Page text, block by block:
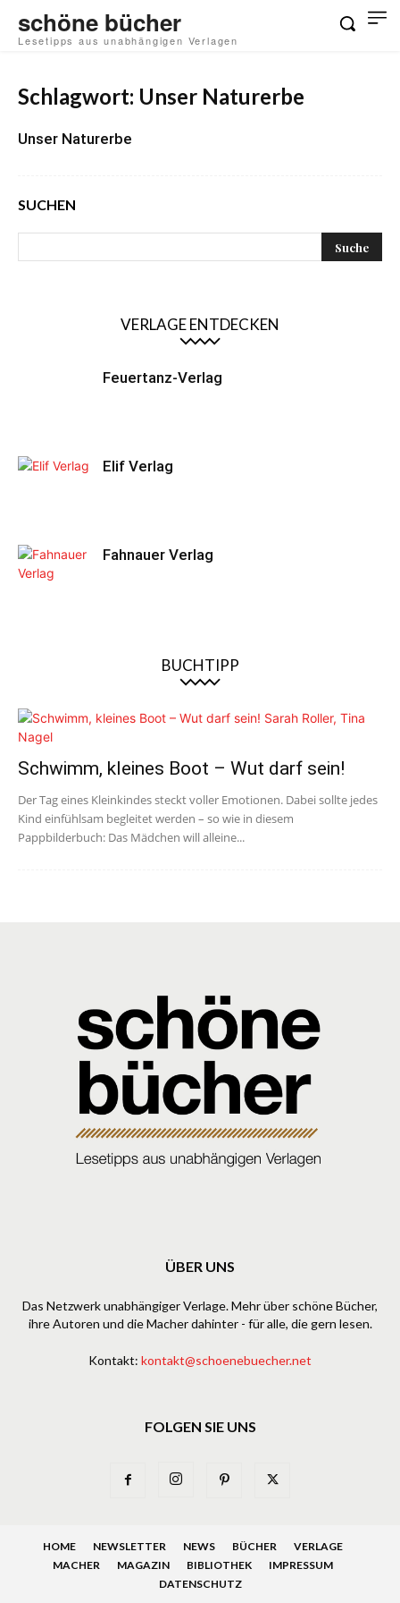
schöne bücher
Lesetipps aus unabhängigen Verlagen
Schlagwort: Unser Naturerbe
Unser Naturerbe
SUCHEN
VERLAGE ENTDECKEN
Feuertanz-Verlag
Elif Verlag
Fahnauer Verlag
BUCHTIPP
Schwimm, kleines Boot – Wut darf sein!
Der Tag eines Kleinkindes steckt voller Emotionen. Dabei sollte jedes
Kind einfühlsam begleitet werden – so wie in diesem
Pappbilderbuch: Das Mädchen will alleine...
ÜBER UNS
Das Netzwerk unabhängiger Verlage. Mehr über schöne Bücher,
ihre Autoren und die Macher dahinter - für alle, die gern lesen.
Kontakt: kontakt@schoenebuecher.net
FOLGEN SIE UNS
HOME NEWSLETTER NEWS BÜCHER
VERLAGE
MACHER
MAGAZIN BIBLIOTHEK
IMPRESSUM
DATENSCHUTZ